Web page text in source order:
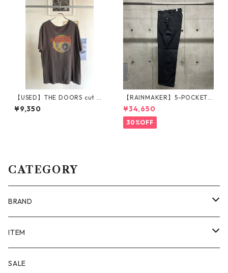
【USED】THE DOORS cut of
f / Printed Tee
¥9,350
【RAINMAKER】5-POCKET
WIDE TROUSERS_BLACK
¥34,650
30%OFF
CATEGORY
BRAND
ALAYA (LIMITED)
Corgi
ITEM
OUTER
SALE